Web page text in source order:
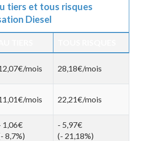
tiers et tous risques
Diesel
mois 28,18€/mois
mois 22,21€/mois
1,06€
8,7%)
- 5,97€
(- 21,18%)